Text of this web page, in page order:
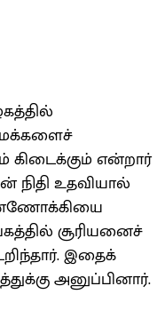
கிடைக்கும் என்றார்
நிதி உதவியால்
சூரியனைச்
இதைக்
அனுப்பினார்.